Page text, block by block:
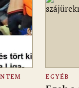
EGYÉB